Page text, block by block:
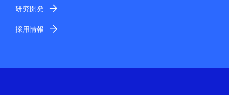
研究開発
採用情報